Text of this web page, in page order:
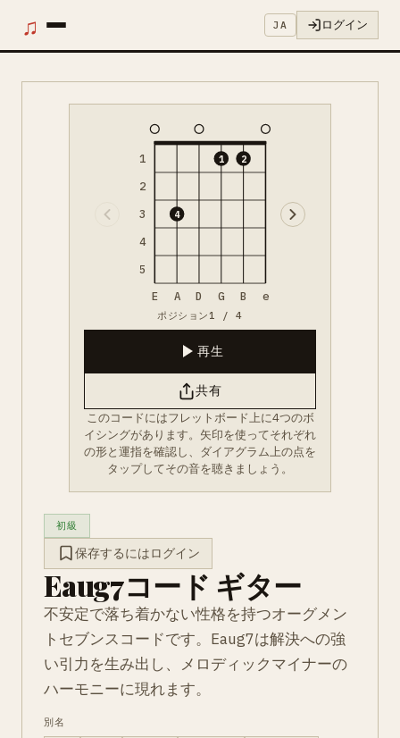
♫ JA ログイン
1
2
3
4
5
4
1 2
E A D G B e
ポジション1 / 4
再生
共有
このコードにはフレットボード上に4つのボ
イシングがあります。矢印を使ってそれぞれ
の形と運指を確認し、ダイアグラム上の点を
タップしてその音を聴きましょう。
初級
保存するにはログイン
Eaug7コード ギター
不安定で落ち着かない性格を持つオーグメン
トセブンスコードです。Eaug7は解決への強
い引力を生み出し、メロディックマイナーの
ハーモニーに現れます。
別名